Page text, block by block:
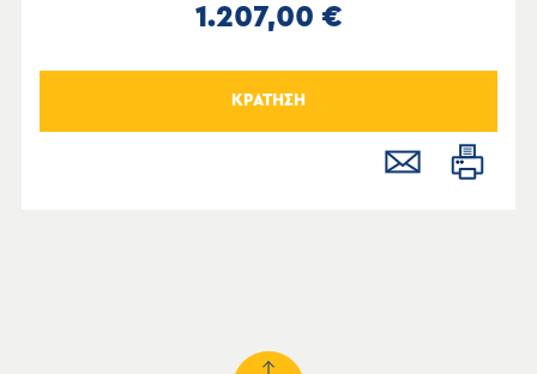
1.207,00 €
ΚΡΑΤΗΣΗ